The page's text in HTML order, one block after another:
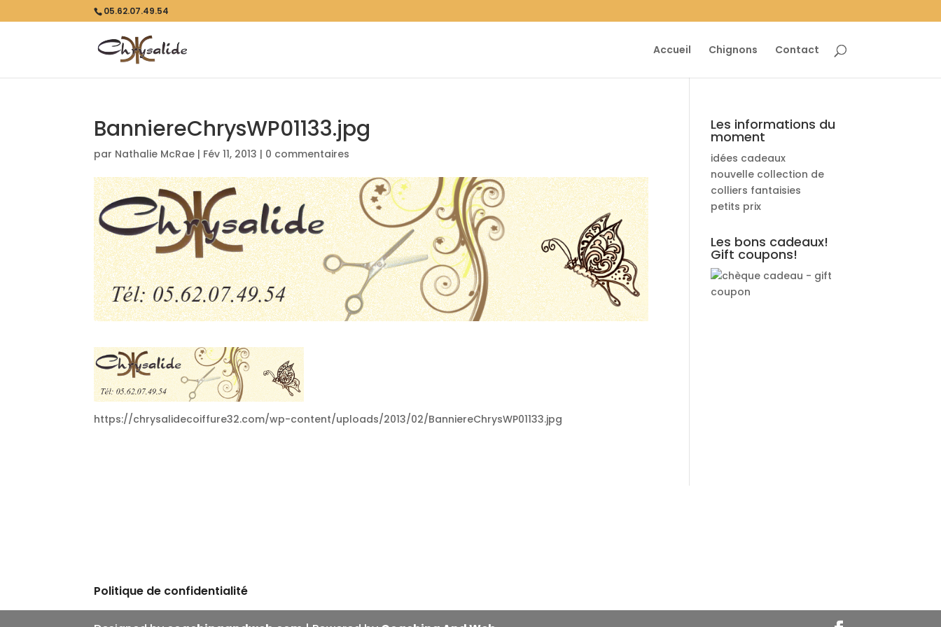
05.62.07.49.54
Accueil Chignons Contact
BanniereChrysWP01133.jpg
par Nathalie McRae | Fév 11, 2013 | 0 commentaires
https://chrysalidecoiffure32.com/wp-content/uploads/2013/02/BanniereChrysWP01133.jpg
Les informations du
moment
idées cadeaux
nouvelle collection de
colliers fantaisies
petits prix
Les bons cadeaux!
Gift coupons!
Politique de confidentialité